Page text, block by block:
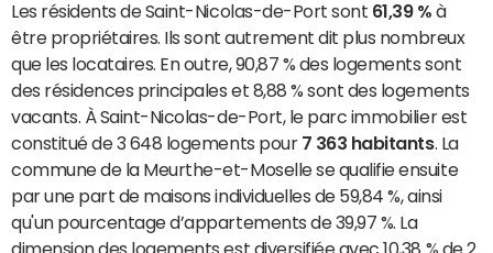
Les résidents de Saint-Nicolas-de-Port sont 61,39 % à
être propriétaires. Ils sont autrement dit plus nombreux
que les locataires. En outre, 90,87 % des logements sont
des résidences principales et 8,88 % sont des logements
vacants. À Saint-Nicolas-de-Port, le parc immobilier est
constitué de 3 648 logements pour 7 363 habitants. La
commune de la Meurthe-et-Moselle se qualifie ensuite
par une part de maisons individuelles de 59,84 %, ainsi
qu'un pourcentage d’appartements de 39,97 %. La
dimension des logements est diversifiée avec 10,38 % de 2